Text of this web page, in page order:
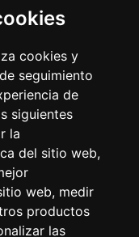
cookies y
seguimiento
de
siguientes
la
del sitio web,
web, medir
productos
las
UNS
+34 641 28 63 83 an